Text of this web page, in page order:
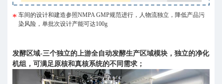
车间的设计和建造参照NMPA GMP规范进行，人物流独立，降低产品污
染风险，单批次设计产能可达100g
发酵区域-三个独立的上游全自动发酵生产区域模块，独立的净化
机组，可满足原核和真核系统的不同需求；